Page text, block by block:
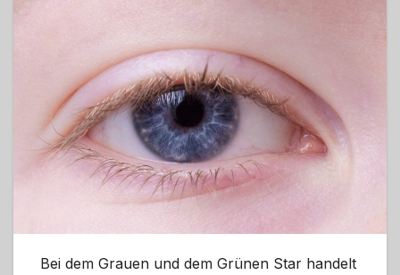
Bei dem Grauen und dem Grünen Star handelt